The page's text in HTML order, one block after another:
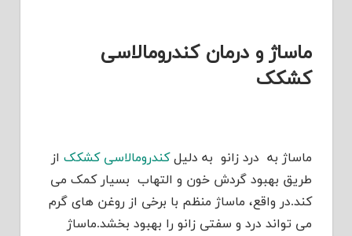
ماساژ و درمان کندرومالاسی
کشکک
ماساژ به درد زانو به دلیلکندرومالاسی کشکک از
طریق بهبود گردش خون و التهاب بسیار کمک می
کند.در واقع، ماساژ منظم با برخی از روغن های گرم
می تواند درد و سفتی زانو را بهبود بخشد.ماساژ